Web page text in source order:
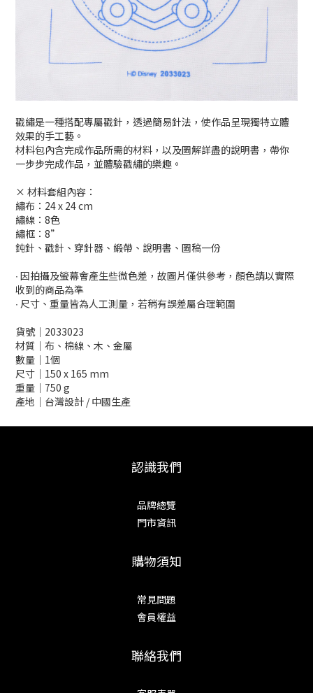
戳繡是一種搭配專屬戳針，透過簡易針法，使作品呈現獨特立體
效果的手工藝。
材料包內含完成作品所需的材料，以及圖解詳盡的說明書，帶你
一步步完成作品，並體驗戳繡的樂趣。
× 材料套組內容：
繡布：24 x 24 cm
繡線：8色
繡框：8”
鈍針、戳針、穿針器、緞帶、說明書、圖稿一份
∙ 因拍攝及螢幕會產生些微色差，故圖片僅供參考，顏色請以實際
收到的商品為準
∙ 尺寸、重量皆為人工測量，若稍有誤差屬合理範圍
貨號│2033023
材質│布、棉線、木、金屬
數量│1個
尺寸│150 x 165 mm
重量│750 g
產地│台灣設計 / 中國生產
認識我們
品牌總覽
門市資訊
購物須知
常見問題
會員權益
聯絡我們